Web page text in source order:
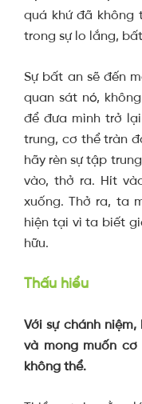
quá khứ đã không
trong sự lo lắng,
Sự bất an sẽ đến
quan sát nó,
để đưa mình trở
trung, cơ thể tràn
hãy rèn sự tập
vào, thở ra. Hít
xuống. Thở ra, ta
hiện tại vì ta biết
hữu.
Thấu hiểu
Với sự chánh
và mong muốn
không thể.